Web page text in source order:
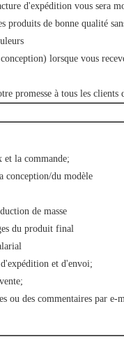
d'expédition vous sera
produits de bonne qualité
lorsque vous
promesse à tous les clients
la commande;
conception/du modèle
de masse
du produit final
et d'envoi;
ou des commentaires par e-